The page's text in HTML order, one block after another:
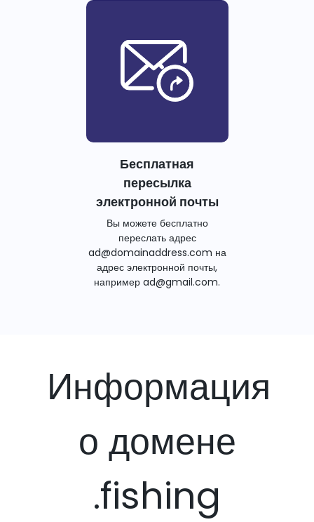
Бесплатная
пересылка
электронной почты
Вы можете бесплатно
переслать адрес
ad@domainaddress.com на
адрес электронной почты,
например ad@gmail.com.
Информация
о домене
.fishing